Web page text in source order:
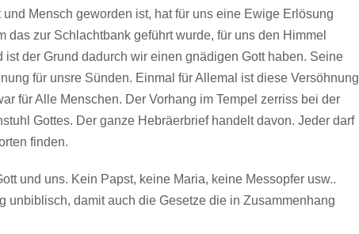
Mensch geworden ist, hat für uns eine Ewige Erlösung
zur Schlachtbank geführt wurde, für uns den Himmel
der Grund dadurch wir einen gnädigen Gott haben. Seine
für unsre Sünden. Einmal für Allemal ist diese Versöhnung
für Alle Menschen. Der Vorhang im Tempel zerriss bei der
Gottes. Der ganze Hebräerbrief handelt davon. Jeder darf
finden.
und uns. Kein Papst, keine Maria, keine Messopfer usw..
unbiblisch, damit auch die Gesetze die in Zusammenhang